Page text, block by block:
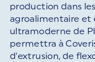
production dans
agroalimentaire et
ultramoderne de
permettra à
d'extrusion, de